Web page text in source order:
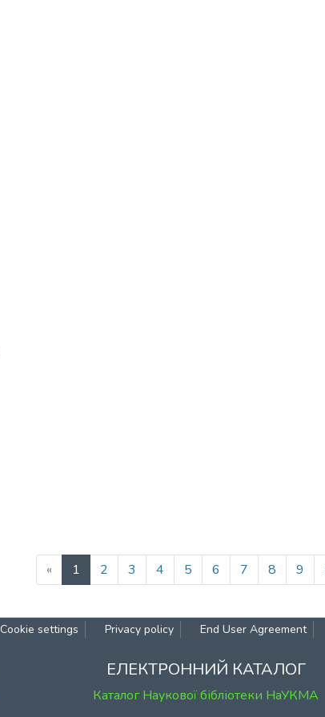
« 1(current)
2 3 4 5 6 7 8 9
Cookie settings Privacy policy End User Agreement
ЕЛЕКТРОННИЙ КАТАЛОГ
Каталог Наукової бібліотеки НаУКМА